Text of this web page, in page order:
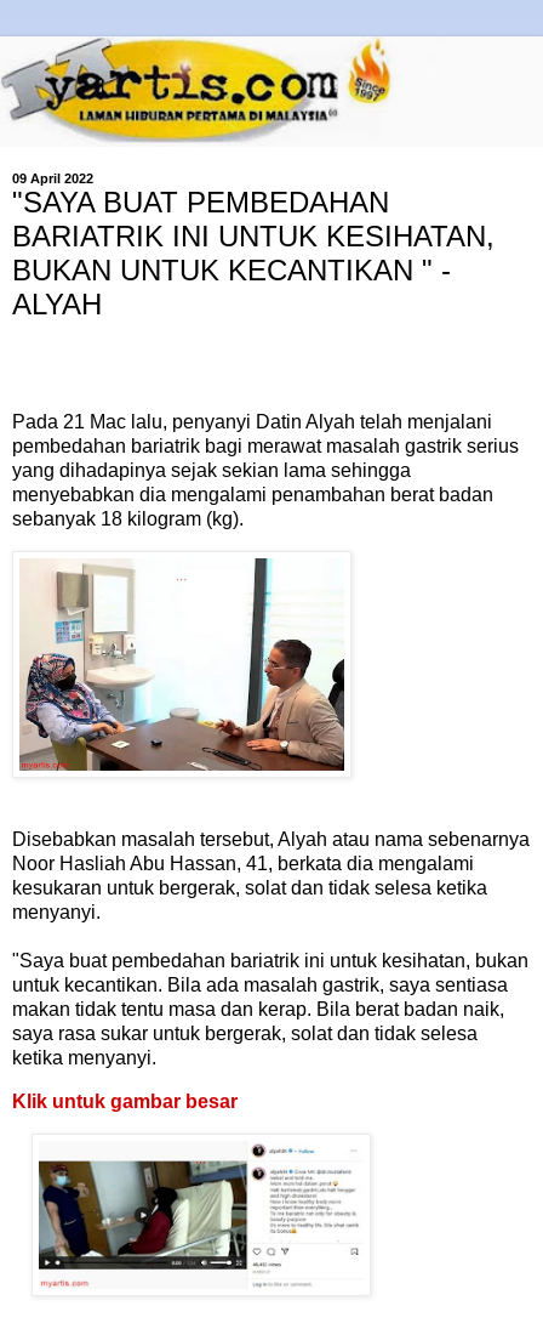
09 April 2022
"SAYA BUAT PEMBEDAHAN
BARIATRIK INI UNTUK KESIHATAN,
BUKAN UNTUK KECANTIKAN " -
ALYAH
Pada 21 Mac lalu, penyanyi Datin Alyah telah menjalani
pembedahan bariatrik bagi merawat masalah gastrik serius
yang dihadapinya sejak sekian lama sehingga
menyebabkan dia mengalami penambahan berat badan
sebanyak 18 kilogram (kg).
Disebabkan masalah tersebut, Alyah atau nama sebenarnya
Noor Hasliah Abu Hassan, 41, berkata dia mengalami
kesukaran untuk bergerak, solat dan tidak selesa ketika
menyanyi.
"Saya buat pembedahan bariatrik ini untuk kesihatan, bukan
untuk kecantikan. Bila ada masalah gastrik, saya sentiasa
makan tidak tentu masa dan kerap. Bila berat badan naik,
saya rasa sukar untuk bergerak, solat dan tidak selesa
ketika menyanyi.
Klik untuk gambar besar